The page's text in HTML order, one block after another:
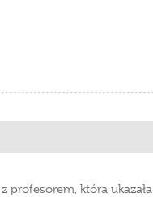
profesorem, która ukazała